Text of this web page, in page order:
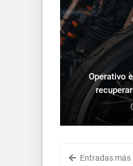
Operativo
Entradas más